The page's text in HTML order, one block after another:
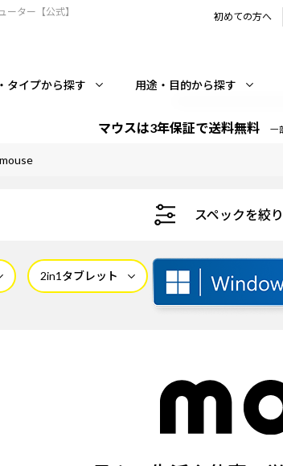
ーター【公式】 初めての方へ
タイプから探す 用途・目的から探す
マウスは3年保証で送料無料 一
mouse
スペックを絞
2in1タブレット